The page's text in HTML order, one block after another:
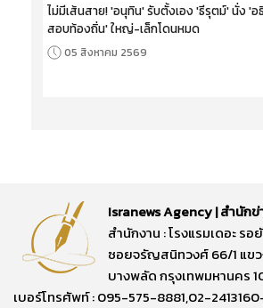
ไม่มีเส้นสาย! 'อนุทิน' รับตั้งเอง 'ธีรุตม์' นั่ง '
สอบท้องถิ่น' ใหญ่-เล็กโดนหมด
05 สิงหาคม 2569
Isranews Agency | สำนักข่
สำนักงาน : โรงแรมเดอะ รอ
ซอยจรัญสนิทวงศ์ 66/1 แข
บางพลัด กรุงเทพมหานคร
เบอร์โทรศัพท์ : 095-575-8881,02-